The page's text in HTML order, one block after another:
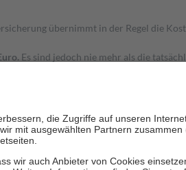
übernimmt in der Regel die
Es sind jedoch nie mehr als die
Zuzahlungen an bei: